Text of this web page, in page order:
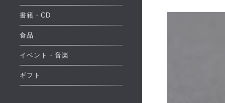
書籍・CD
食品
イベント・音楽
ギフト